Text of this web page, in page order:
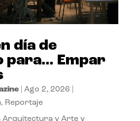
día de
para… Empar
| Ago 2, 2026
, Reportaje
Arquitectura y Arte y